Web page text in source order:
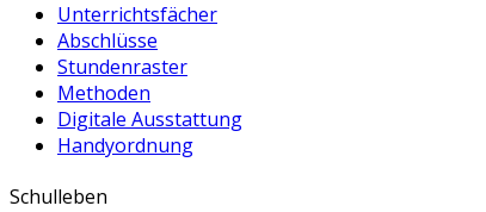
Unterrichtsfächer
Abschlüsse
Stundenraster
Methoden
Digitale Ausstattung
Handyordnung
Schulleben